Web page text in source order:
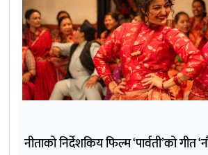
नीताको निर्देशकिय फिल्म ‘पार्वती’को गीत